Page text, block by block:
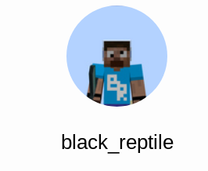
black_reptile